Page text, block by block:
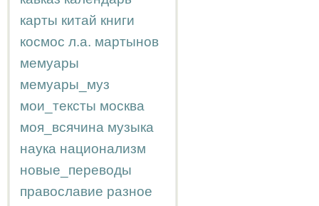
карты китай книги
космос л.а. мартынов
мемуары
мемуары_муз
мои_тексты москва
моя_всячина музыка
наука национализм
новые_переводы
православие разное